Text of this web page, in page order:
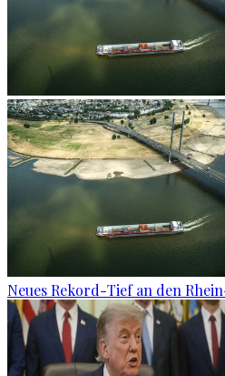
Neues Rekord-Tief an den